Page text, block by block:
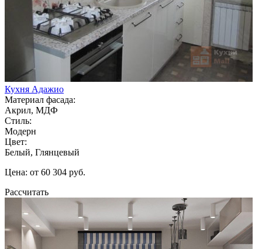
Кухня Адажио
Материал фасада:
Акрил, МДФ
Стиль:
Модерн
Цвет:
Белый, Глянцевый
Цена: от 60 304 руб.
Рассчитать